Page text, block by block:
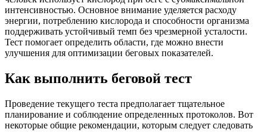
интенсивностью. Основное внимание уделяется расходу
энергии, потреблению кислорода и способности организма
поддерживать устойчивый темп без чрезмерной усталости.
Тест помогает определить области, где можно внести
улучшения для оптимизации беговых показателей.
Как выполнить беговой тест
Проведение текущего теста предполагает тщательное
планирование и соблюдение определенных протоколов. Вот
некоторые общие рекомендации, которым следует следовать